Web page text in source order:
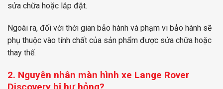
sửa chữa hoặc lắp đặt.
Ngoài ra, đối với thời gian bảo hành và phạm vi bảo hành sẽ
phụ thuộc vào tính chất của sản phẩm được sửa chữa hoặc
thay thế.
2. Nguyên nhân màn hình xe Lange Rover